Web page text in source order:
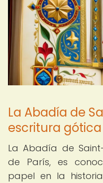
La Abadía de
escritura gótica
La Abadía de
de París, es
papel en la